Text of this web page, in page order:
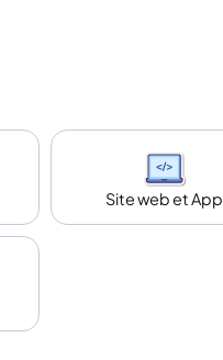
Site web et App